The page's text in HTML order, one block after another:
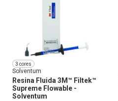
3 cores
Solventum
Resina Fluida 3M™ Filtek™
Supreme Flowable -
Solventum